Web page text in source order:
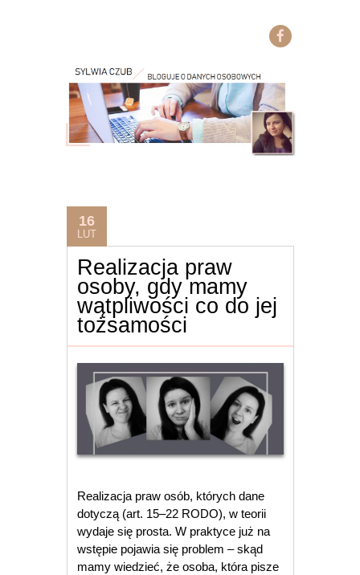
16
LUT
Realizacja praw
osoby, gdy mamy
wątpliwości co do jej
tożsamości
Realizacja praw osób, których dane
dotyczą (art. 15–22 RODO), w teorii
wydaje się prosta. W praktyce już na
wstępie pojawia się problem – skąd
mamy wiedzieć, że osoba, która pisze